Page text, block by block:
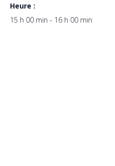
Heure :
15 h 00 min - 16 h 00 min